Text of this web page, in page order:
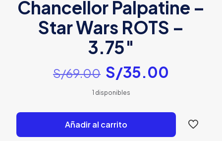
Chancellor Palpatine –
Star Wars ROTS –
3.75″
S/69.00 El
precio
original
era:
S/69.00.
S/35.00
es:
S/
1 disponibles
Añadir al carrito